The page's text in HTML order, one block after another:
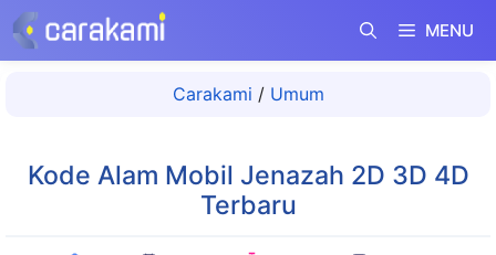
Langsung
ke
MENU
Carakami / Umum
Kode Alam Mobil Jenazah 2D 3D 4D
Terbaru